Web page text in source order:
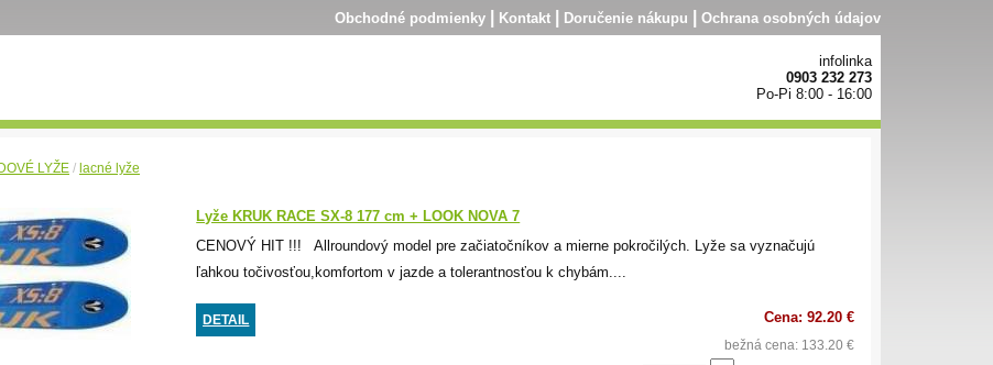
Obchodné podmienky Kontakt Doručenie nákupu Ochrana osobných údajov
infolinka
0903 232 273
Po-Pi 8:00 - 16:00
LYŽE / lacné lyže
Lyže KRUK RACE SX-8 177 cm + LOOK NOVA 7
CENOVÝ HIT !!! Allroundový model pre začiatočníkov a mierne pokročilých. Lyže sa vyznačujú
ľahkou točivosťou,komfortom v jazde a tolerantnosťou k chybám....
DETAIL Cena: 92.20 €
bežná cena: 133.20 €